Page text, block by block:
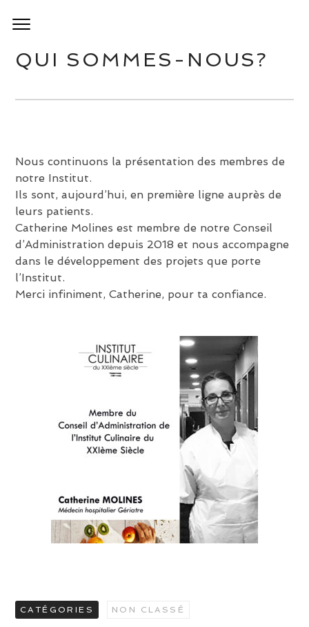
QUI SOMMES-NOUS?
Nous continuons la présentation des membres de
notre Institut.
Ils sont, aujourd’hui, en première ligne auprès de
leurs patients.
Catherine Molines est membre de notre Conseil
d’Administration depuis 2018 et nous accompagne
dans le développement des projets que porte
l’Institut.
Merci infiniment, Catherine, pour ta confiance.
CATÉGORIES NON CLASSÉ